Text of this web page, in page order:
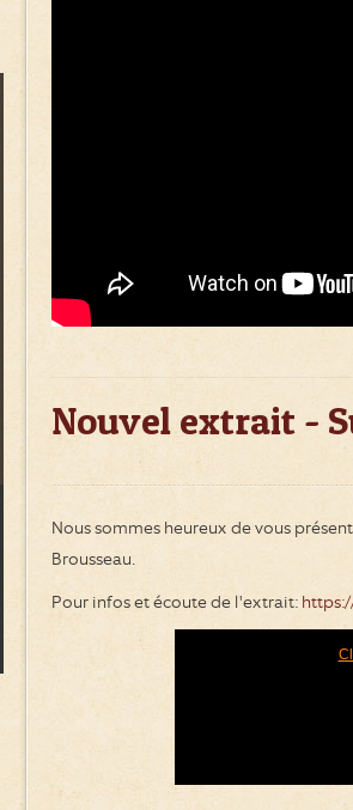
Nouvel extrait -
Nous sommes heureux de vous
Brousseau.
Pour infos et écoute de l'extrait: